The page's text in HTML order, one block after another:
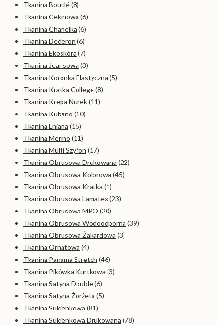
Tkanina Bouclé(8)
Tkanina Cekinowa (6)
Tkanina Chanelka (6)
Tkanina Dederon (6)
Tkanina Ekoskóra (7)
Tkanina Jeansowa (3)
Tkanina Koronka Elastyczna (5)
Tkanina Kratka College(8)
Tkanina Krepa Nurek(11)
Tkanina Kubano (10)
Tkanina Lniana (15)
Tkanina Merino (11)
Tkanina Multi Szyfon (17)
Tkanina Obrusowa Drukowana (22)
Tkanina Obrusowa Kolorowa (45)
Tkanina Obrusowa Kratka (1)
Tkanina Obrusowa Lamatex(23)
Tkanina Obrusowa MPO (20)
Tkanina Obrusowa Wodoodporna (39)
Tkanina Obrusowa Żakardowa (3)
Tkanina Ornatowa (4)
Tkanina Panama Stretch (46)
Tkanina Pikówka Kurtkowa (3)
Tkanina Satyna Double(6)
Tkanina Satyna Żorżeta (5)
Tkanina Sukienkowa (81)
Tkanina Sukienkowa Drukowana (78)